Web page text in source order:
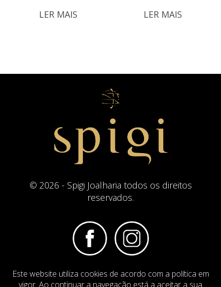
Este website utiliza cookies de acordo com a política em
vigor. Ao continuar a navegação está a aceitar a sua
LER MAIS LER MAIS
© 2026 - Spigi Joalharia todos os direitos
reservados.
Termos e Condições Website Politica de Cookies